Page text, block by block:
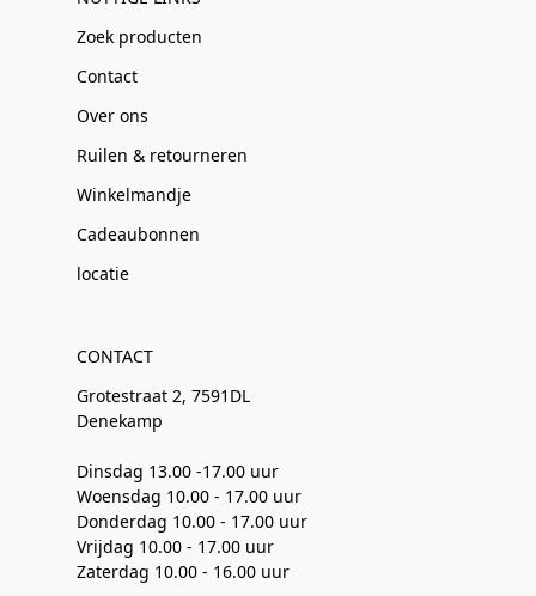
Zoek producten
Contact
Over ons
Ruilen & retourneren
Winkelmandje
Cadeaubonnen
locatie
CONTACT
Grotestraat 2, 7591DL
Denekamp
Dinsdag 13.00 -17.00 uur
Woensdag 10.00 - 17.00 uur
Donderdag 10.00 - 17.00 uur
Vrijdag 10.00 - 17.00 uur
Zaterdag 10.00 - 16.00 uur